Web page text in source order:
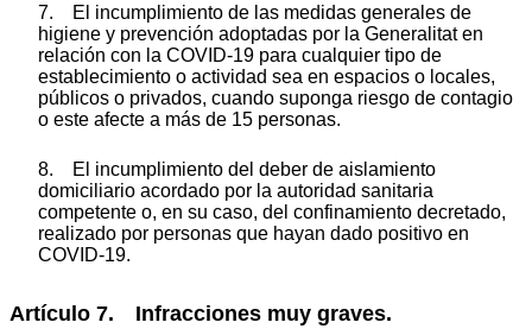
7. El incumplimiento de las medidas generales de
higiene y prevención adoptadas por la Generalitat en
relación con la COVID-19 para cualquier tipo de
establecimiento o actividad sea en espacios o locales,
públicos o privados, cuando suponga riesgo de contagio
o este afecte a más de 15 personas.
8. El incumplimiento del deber de aislamiento
domiciliario acordado por la autoridad sanitaria
competente o, en su caso, del confinamiento decretado,
realizado por personas que hayan dado positivo en
COVID-19.
Artículo 7. Infracciones muy graves.